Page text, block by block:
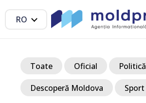
RO
Toate Oficial Politică
Descoperă Moldova Sport